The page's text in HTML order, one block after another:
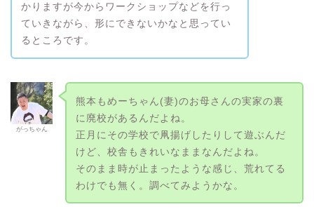
かりますが今からワークショップなどを行っ
ていきながら、形にできないかなと思ってい
るところです。
がっちゃん
熊本もめーちゃん(妻)のお母さんの実家の裏
に廃校があるんだよね。
正月にその学校で凧揚げしたりして遊ぶんだ
けど、校舎もきれいなままなんだよね。
そのまま時が止まったような感じ、荒れてる
わけでも無く。調べてみようかな。